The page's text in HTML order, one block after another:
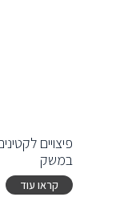
פיצויים
במשק
קראו עוד